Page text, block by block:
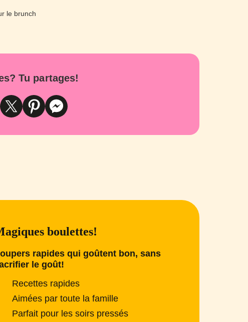
Tu partages!
boulettes!
rapides qui goûtent bon, sans
le goût!
Recettes rapides
Aimées par toute la famille
Parfait pour les soirs pressés